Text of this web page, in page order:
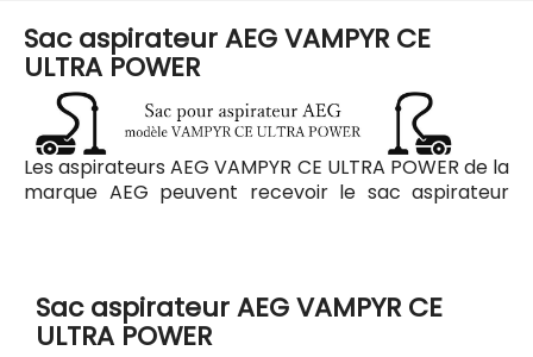
Sac aspirateur AEG VAMPYR CE
ULTRA POWER
Les aspirateurs AEG VAMPYR CE ULTRA POWER de la
marque AEG peuvent recevoir le sac aspirateur
listés ci-dessous.
Sac aspirateur AEG VAMPYR CE
ULTRA POWER